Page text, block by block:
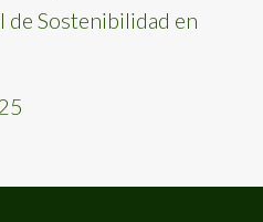
Sostenibilidad en